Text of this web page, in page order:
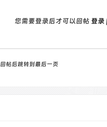
您需要登录后才可以回帖 登录
回帖后跳转到最后一页